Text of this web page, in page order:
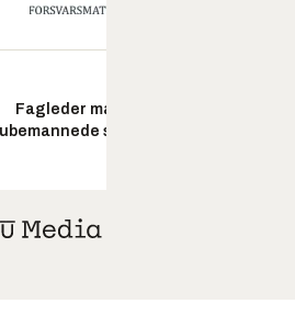
Fagleder maritime
ubemannede systemer